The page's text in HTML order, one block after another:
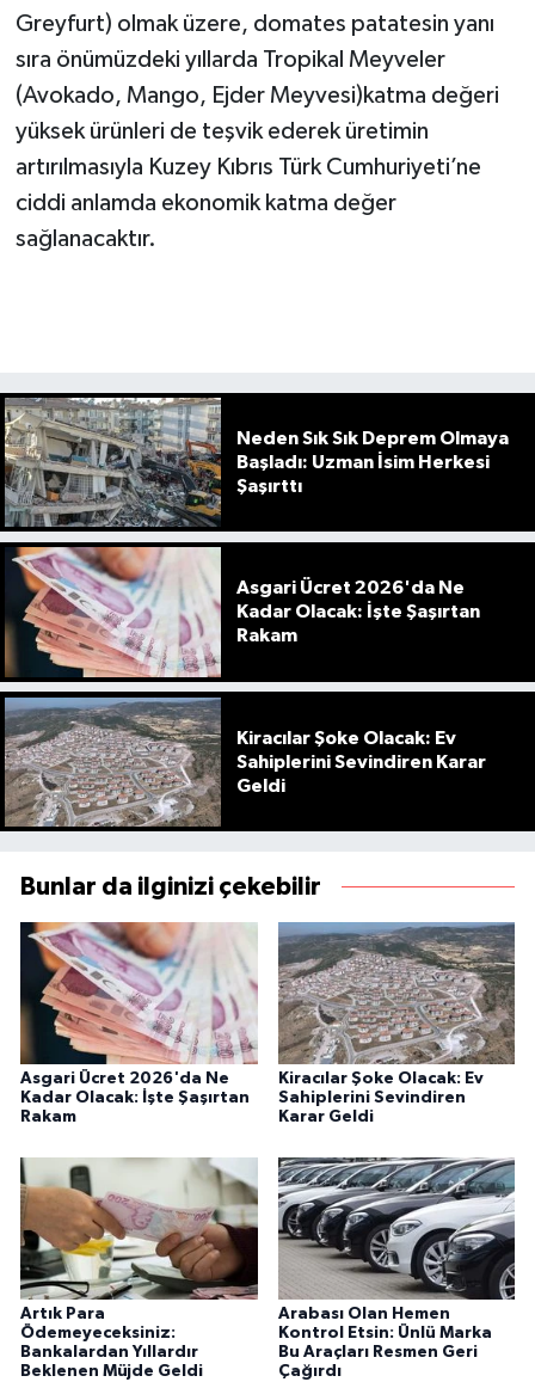
Greyfurt) olmak üzere, domates patatesin yanı
sıra önümüzdeki yıllarda Tropikal Meyveler
(Avokado, Mango, Ejder Meyvesi)katma değeri
yüksek ürünleri de teşvik ederek üretimin
artırılmasıyla Kuzey Kıbrıs Türk Cumhuriyeti’ne
ciddi anlamda ekonomik katma değer
sağlanacaktır.
Neden Sık Sık Deprem Olmaya
Başladı: Uzman İsim Herkesi
Şaşırttı
Asgari Ücret 2026'da Ne
Kadar Olacak: İşte Şaşırtan
Rakam
Kiracılar Şoke Olacak: Ev
Sahiplerini Sevindiren Karar
Geldi
Bunlar da ilginizi çekebilir
Asgari Ücret 2026'da Ne
Kadar Olacak: İşte Şaşırtan
Rakam
Kiracılar Şoke Olacak: Ev
Sahiplerini Sevindiren
Karar Geldi
Artık Para
Ödemeyeceksiniz:
Bankalardan Yıllardır
Beklenen Müjde Geldi
Arabası Olan Hemen
Kontrol Etsin: Ünlü Marka
Bu Araçları Resmen Geri
Çağırdı